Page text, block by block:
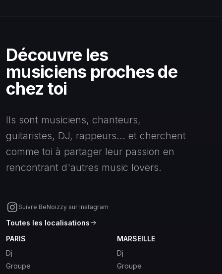
Découvre les
musiciens proches de
chez toi
Ils sont musiciens, chanteurs,
guitaristes, DJ, rappeurs... et cherchent
comme toi à partager leur passion en
rencontrant d'autres music lovers.
Suivre BeNoizzy sur Instagram
Toutes les localisations
PARIS
Dj
Groupe
MARSEILLE
Dj
Groupe